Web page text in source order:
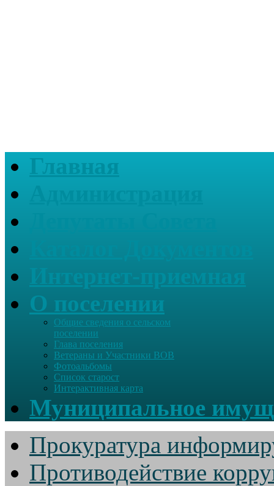
Главная
О поселении
Общие сведения о сельском
поселении
Глава поселения
Ветераны и Участники ВОВ
Фотоальбомы
Список старост
Интерактивная карта
Муниципальное
Прокуратура
Противодействие